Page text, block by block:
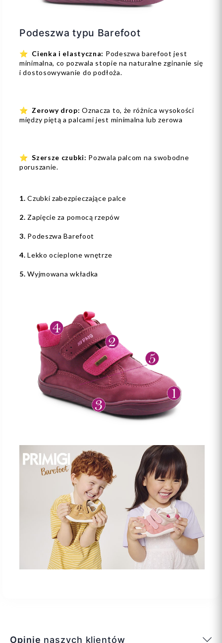
Podeszwa typu Barefoot
⭐ Cienka i elastyczna: Podeszwa barefoot jest
minimalna, co pozwala stopie na naturalne zginanie się
i dostosowywanie do podłoża.
⭐ Zerowy drop: Oznacza to, że różnica wysokości
między piętą a palcami jest minimalna lub zerowa
⭐Szersze czubki: Pozwala palcom na swobodne
poruszanie.
1.Czubki zabezpieczające palce
2. Zapięcie za pomocą rzepów
3. Podeszwa Barefoot
4. Lekko ocieplone wnętrze
5.Wyjmowana wkładka
Opinie naszych klientów